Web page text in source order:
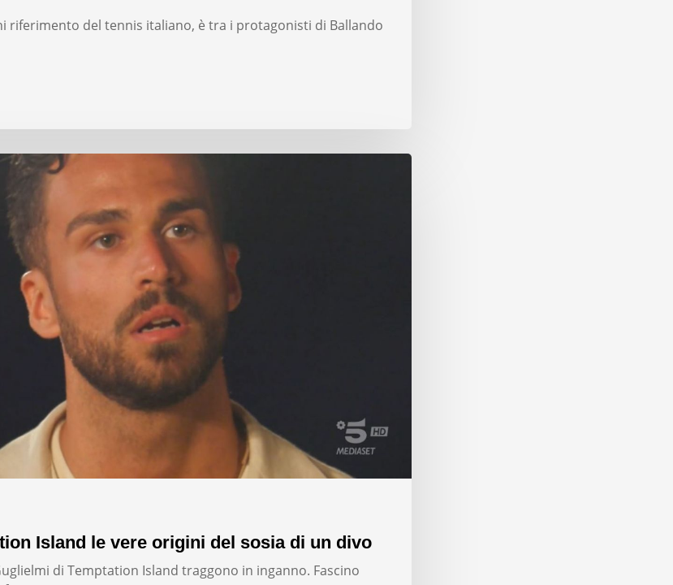
riferimento del tennis italiano, è tra i protagonisti di Ballando
Island le vere origini del sosia di un divo
di Temptation Island traggono in inganno. Fascino